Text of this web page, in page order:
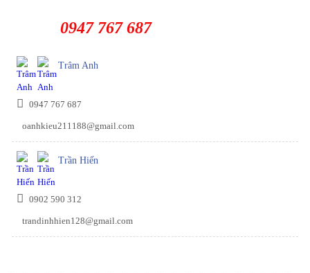
0947 767 687
Trâm Anh
0947 767 687
oanhkieu211188@gmail.com
Trần Hiến
0902 590 312
trandinhhien128@gmail.com